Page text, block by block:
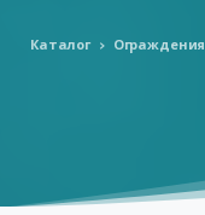
Каталог Ограждения